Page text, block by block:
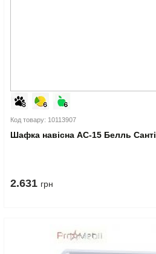
Код товару: 10113907
Шафка навісна АС-15 Белль Санті
2.631 грн